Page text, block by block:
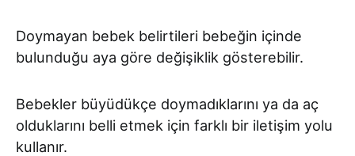
Doymayan bebek belirtileri bebeğin içinde
bulunduğu aya göre değişiklik gösterebilir.
Bebekler büyüdükçe doymadıklarını ya da aç
olduklarını belli etmek için farklı bir iletişim yolu
kullanır.